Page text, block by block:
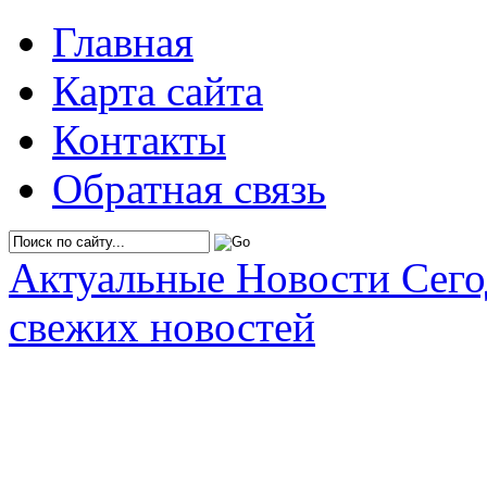
Главная
Карта сайта
Контакты
Обратная связь
Актуальные Новости
свежих новостей